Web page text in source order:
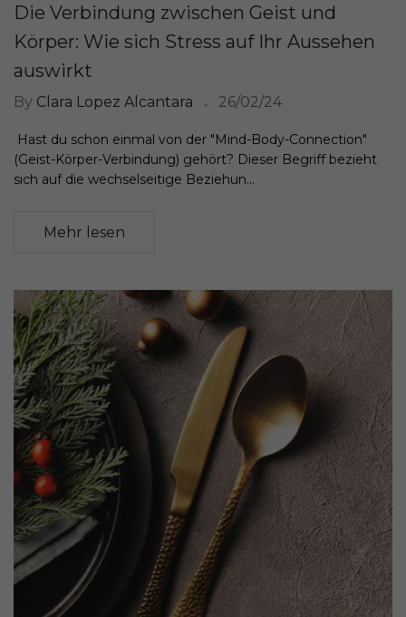
Die Verbindung zwischen Geist und
Körper: Wie sich Stress auf Ihr Aussehen
auswirkt
By Clara Lopez Alcantara 26/02/24
Hast du schon einmal von der "Mind-Body-Connection"
(Geist-Körper-Verbindung) gehört? Dieser Begriff bezieht
sich auf die wechselseitige Beziehun...
Mehr lesen